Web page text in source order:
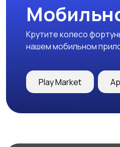
Крутите колесо
нашем мобильном
Play Market